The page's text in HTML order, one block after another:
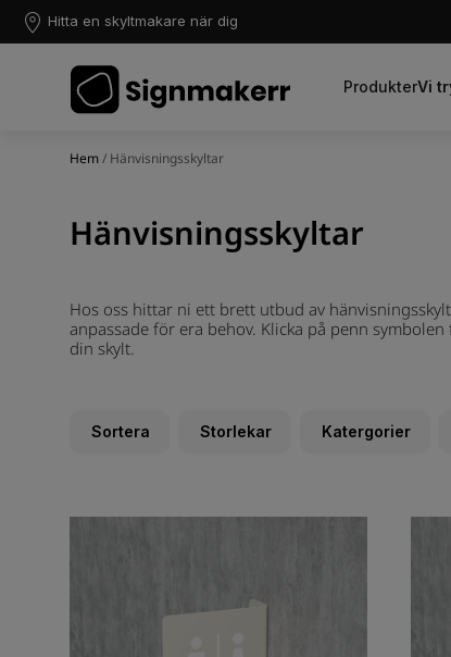
Hitta en skyltmakare när dig
ProdukterVi
Hem/ Hänvisningsskyltar
Hänvisningsskyltar
Hos oss hittar ni ett brett utbud av
anpassade för era behov. Klicka på penn
din skylt.
Sortera Storlekar Katergorier